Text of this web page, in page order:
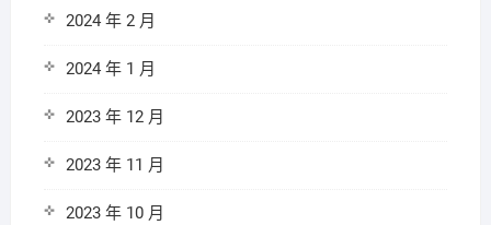
2024 年 2 月
2024 年 1 月
2023 年 12 月
2023 年 11 月
2023 年 10 月